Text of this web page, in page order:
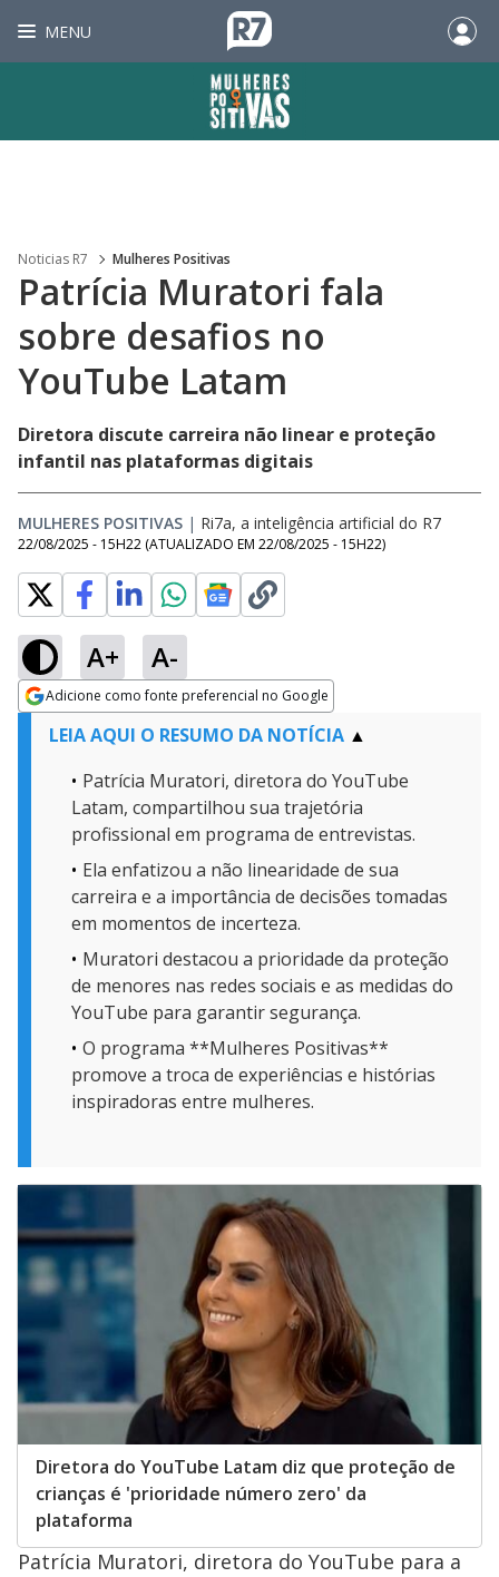
MENU
Noticias R7 Mulheres Positivas
Patrícia Muratori fala
sobre desafios no
YouTube Latam
Diretora discute carreira não linear e proteção
infantil nas plataformas digitais
MULHERES POSITIVAS | Ri7a, a inteligência artificial do R7
22/08/2025 - 15H22 (ATUALIZADO EM 22/08/2025 - 15H22)
A+ A-
Adicione como fonte preferencial no Google
Opens in new window
LEIA AQUI O RESUMO DA NOTÍCIA
Patrícia Muratori, diretora do YouTube
Latam, compartilhou sua trajetória
profissional em programa de entrevistas.
Ela enfatizou a não linearidade de sua
carreira e a importância de decisões tomadas
em momentos de incerteza.
Muratori destacou a prioridade da proteção
de menores nas redes sociais e as medidas do
YouTube para garantir segurança.
O programa **Mulheres Positivas**
promove a troca de experiências e histórias
inspiradoras entre mulheres.
Diretora do YouTube Latam diz que proteção de
crianças é 'prioridade número zero' da
plataforma
Patrícia Muratori, diretora do YouTube para a